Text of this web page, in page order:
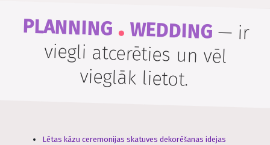
PLANNING . WEDDING— ir
viegli atcerēties un vēl
vieglāk lietot.
Lētas kāzu ceremonijas skatuves dekorēšanas idejas